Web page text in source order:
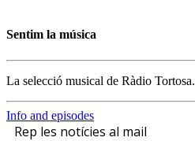
Sentim la música
La selecció musical de Ràdio Tortosa.
Info and episodes
Rep les notícies al mail